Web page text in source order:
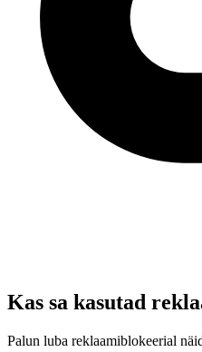
Kas sa kasutad
Palun luba reklaamiblokeerial